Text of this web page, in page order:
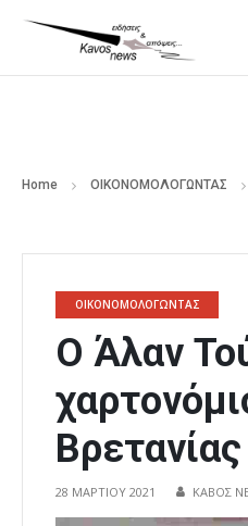
Home ΟΙΚΟΝΟΜΟΛΟΓΩΝΤΑΣ
ΟΙΚΟΝΟΜΟΛΟΓΩΝΤΑΣ
Ο Άλαν
Βρετανίας
28 ΜΑΡΤΊΟΥ 2021 ΚΑΒΟΣ